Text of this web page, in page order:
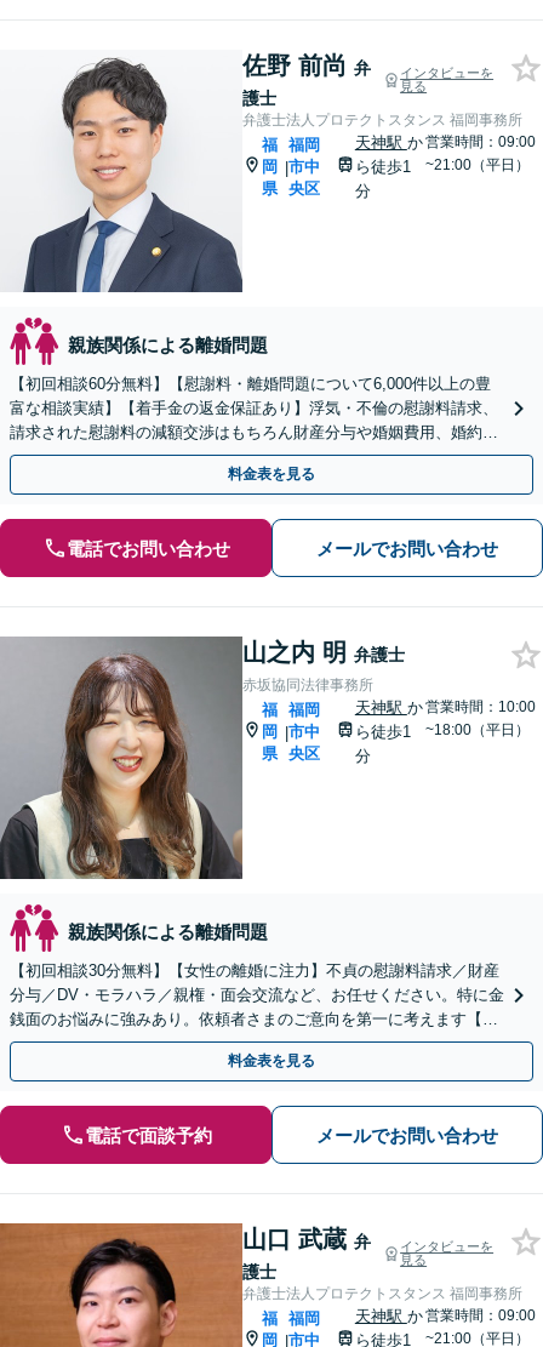
佐野 前尚 弁
護士
インタビューを
見る
弁護士法人プロテクトスタンス 福岡事務所
福
岡
県
|
福岡
市中
央区
天神駅 か
ら徒歩1
分
営業時間：09:00
~21:00（平日）
親族関係による離婚問題
【初回相談60分無料】【慰謝料・離婚問題について6,000件以上の豊
富な相談実績】【着手金の返金保証あり】浮気・不倫の慰謝料請求、
請求された慰謝料の減額交渉はもちろん財産分与や婚姻費用、婚約破
棄など様々な離婚・男女問題の解決実績が豊富です。
料金表を見る
電話でお問い合わせ メールでお問い合わせ
山之内 明 弁護士
赤坂協同法律事務所
福
岡
県
|
福岡
市中
央区
天神駅 か
ら徒歩1
分
営業時間：10:00
~18:00（平日）
親族関係による離婚問題
【初回相談30分無料】【女性の離婚に注力】不貞の慰謝料請求／財産
分与／DV・モラハラ／親権・面会交流など、お任せください。特に金
銭面のお悩みに強みあり。依頼者さまのご意向を第一に考えます【子
連れ相談】【休日相談可】【天神駅1分】
料金表を見る
電話で面談予約 メールでお問い合わせ
山口 武蔵 弁
護士
インタビューを
見る
弁護士法人プロテクトスタンス 福岡事務所
福
岡 |
福岡
市中
天神駅 か
ら徒歩1
営業時間：09:00
~21:00（平日）